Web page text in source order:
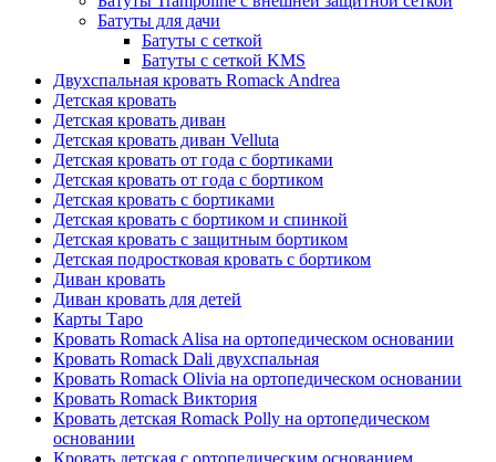
Батуты для дачи
Батуты с сеткой
Батуты с сеткой KMS
Двухспальная кровать Romack Andrea
Детская кровать
Детская кровать диван
Детская кровать диван Velluta
Детская кровать от года с бортиками
Детская кровать от года с бортиком
Детская кровать с бортиками
Детская кровать с бортиком и спинкой
Детская кровать с защитным бортиком
Детская подростковая кровать с бортиком
Диван кровать
Диван кровать для детей
Карты Таро
Кровать Romack Alisa на ортопедическом основании
Кровать Romack Dali двухспальная
Кровать Romack Olivia на ортопедическом основании
Кровать Romack Виктория
Кровать детская Romack Polly на ортопедическом
основании